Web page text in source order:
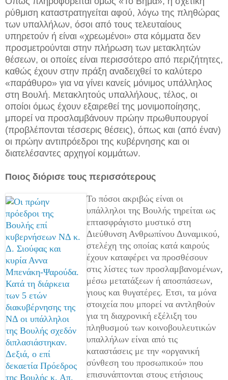
ρύθμιση καταστρατηγείται αφού, λόγω της πληθώρας
των υπαλλήλων, όσοι από τους τελευταίους
υπηρετούν ή είναι «χρεωμένοι» στα κόμματα δεν
προσμετρούνται στην πλήρωση των μετακλητών
θέσεων, οι οποίες είναι περισσότερο από περιζήτητες,
καθώς έχουν στην πράξη αναδειχθεί το καλύτερο
«παράθυρο» για να γίνει κανείς μόνιμος υπάλληλος
στη Βουλή. Μετακλητούς υπαλλήλους, τέλος, οι
οποίοι όμως έχουν εξαιρεθεί της μονιμοποίησης,
μπορεί να προσλαμβάνουν πρώην πρωθυπουργοί
(προβλέπονται τέσσερις θέσεις), όπως και (από έναν)
οι πρώην αντιπρόεδροι της κυβέρνησης και οι
διατελέσαντες αρχηγοί κομμάτων.
Ποιος διόρισε τους περισσότερους
Το πόσοι ακριβώς είναι οι
υπάλληλοι της Βουλής τηρείται ως
επτασφράγιστο μυστικό στη
Διεύθυνση Ανθρωπίνου Δυναμικού,
στελέχη της οποίας κατά καιρούς
έχουν καταφέρει να προσθέσουν
στις λίστες των προσλαμβανομένων,
μέσω μετατάξεων ή αποσπάσεων,
γιους και θυγατέρες. Ετσι, τα μόνα
στοιχεία που μπορεί να αντληθούν
για τη διαχρονική εξέλιξη του
πληθυσμού των κοινοβουλευτικών
υπαλλήλων είναι από τις
καταστάσεις με την «οργανική
σύνθεση του προσωπικού» που
επισυνάπτονται στους ετήσιους